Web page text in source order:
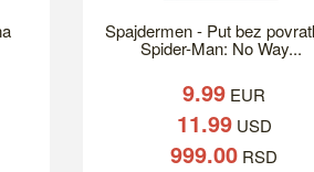
Spajdermen - Put bez
Spider-Man: No Way...
9.99 EUR
11.99USD
999.00 RSD